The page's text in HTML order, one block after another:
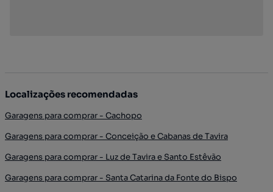
Localizações recomendadas
Garagens para comprar - Cachopo
Garagens para comprar - Conceição e Cabanas de Tavira
Garagens para comprar - Luz de Tavira e Santo Estêvão
Garagens para comprar - Santa Catarina da Fonte do Bispo